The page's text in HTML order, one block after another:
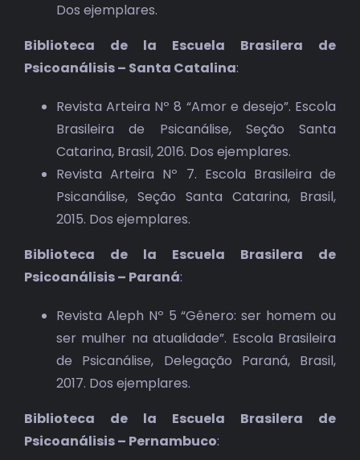
Dos ejemplares.
Biblioteca de la Escuela Brasilera de
Psicoanálisis – Santa Catalina:
Revista Arteira Nº 8 “Amor e desejo”. Escola
Brasileira de Psicanálise, Seção Santa
Catarina, Brasil, 2016. Dos ejemplares.
Revista Arteira Nº 7. Escola Brasileira de
Psicanálise, Seção Santa Catarina, Brasil,
2015. Dos ejemplares.
Biblioteca de la Escuela Brasilera de
Psicoanálisis – Paraná:
Revista Aleph Nº 5 “Gênero: ser homem ou
ser mulher na atualidade”. Escola Brasileira
de Psicanálise, Delegação Paraná, Brasil,
2017. Dos ejemplares.
Biblioteca de la Escuela Brasilera de
Psicoanálisis – Pernambuco: